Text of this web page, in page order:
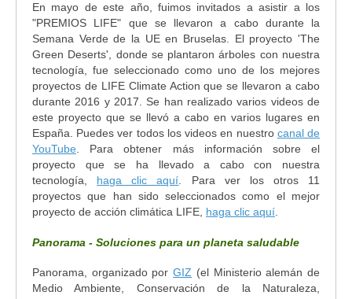
En mayo de este año, fuimos invitados a asistir a los
"PREMIOS LIFE" que se llevaron a cabo durante la
Semana Verde de la UE en Bruselas. El proyecto 'The
Green Deserts', donde se plantaron árboles con nuestra
tecnología, fue seleccionado como uno de los mejores
proyectos de LIFE Climate Action que se llevaron a cabo
durante 2016 y 2017. Se han realizado varios videos de
este proyecto que se llevó a cabo en varios lugares en
España. Puedes ver todos los videos en nuestro canal de
YouTube. Para obtener más información sobre el
proyecto que se ha llevado a cabo con nuestra
tecnología, haga clic aquí. Para ver los otros 11
proyectos que han sido seleccionados como el mejor
proyecto de acción climática LIFE, haga clic aquí.
Panorama - Soluciones para un planeta saludable
Panorama, organizado porGIZ (el Ministerio alemán de
Medio Ambiente, Conservación de la Naturaleza,